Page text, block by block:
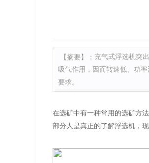
【摘要】： 充气式浮选机突
吸气作用，因而转速低、功
要求。
在选矿中有一种常用的选矿方
部分人是真正的了解浮选机，